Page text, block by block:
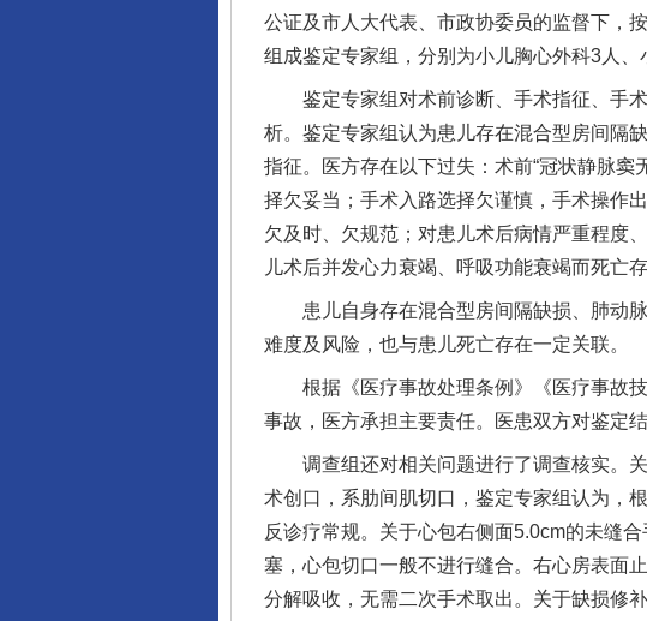
公证及市人大代表、市政协委员的监督下，
组成鉴定专家组，分别为小儿胸心外科3人
鉴定专家组对术前诊断、手术指征、手术
析。鉴定专家组认为患儿存在混合型房间隔
指征。医方存在以下过失：术前“冠状静脉
择欠妥当；手术入路选择欠谨慎，手术操作
欠及时、欠规范；对患儿术后病情严重程度
儿术后并发心力衰竭、呼吸功能衰竭而死亡
患儿自身存在混合型房间隔缺损、肺动脉
难度及风险，也与患儿死亡存在一定关联。
根据《医疗事故处理条例》《医疗事故技
事故，医方承担主要责任。医患双方对鉴定结
调查组还对相关问题进行了调查核实。关
术创口，系肋间肌切口，鉴定专家组认为，
反诊疗常规。关于心包右侧面5.0cm的未缝
塞，心包切口一般不进行缝合。右心房表面
分解吸收，无需二次手术取出。关于缺损修